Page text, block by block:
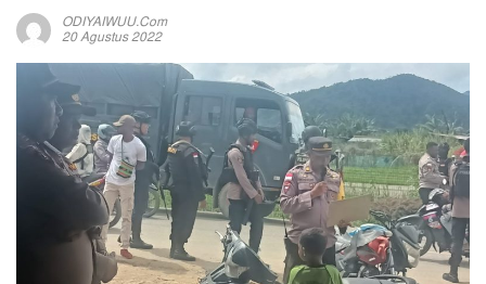
ODIYAIWUU.com
20 Agustus 2022